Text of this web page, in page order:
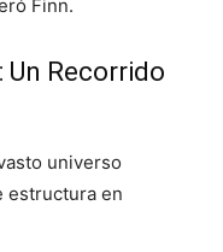
Finn.
Un Recorrido
universo
estructura en